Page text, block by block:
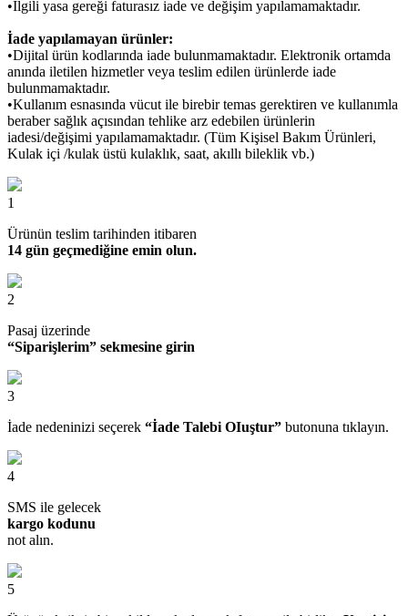
•İlgili yasa gereği faturasız iade ve değişim yapılamamaktadır.
İade yapılamayan ürünler:
•Dijital ürün kodlarında iade bulunmamaktadır. Elektronik ortamda
anında iletilen hizmetler veya teslim edilen ürünlerde iade
bulunmamaktadır.
•Kullanım esnasında vücut ile birebir temas gerektiren ve kullanımla
beraber sağlık açısından tehlike arz edebilen ürünlerin
iadesi/değişimi yapılamamaktadır. (Tüm Kişisel Bakım Ürünleri,
Kulak içi /kulak üstü kulaklık, saat, akıllı bileklik vb.)
1
Ürünün teslim tarihinden itibaren
14 gün geçmediğine emin olun.
2
Pasaj üzerinde
“Siparişlerim” sekmesine girin
3
İade nedeninizi seçerek “İade Talebi OIuştur” butonuna tıklayın.
4
SMS ile gelecek
kargo kodunu
not alın.
5